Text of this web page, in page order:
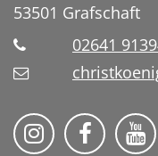
53501 Grafschaft
02641